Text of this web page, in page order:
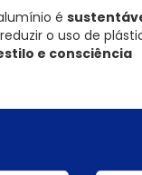
é
o uso de
e consciência